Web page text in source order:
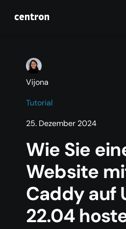
Vijona
Tutorial
25. Dezember 2024
Wie Sie
Website
Caddy auf
22.04